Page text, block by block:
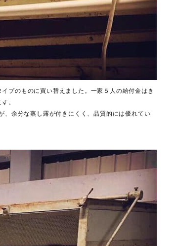
プのものに買い替えました。一家５人の給付金はき
。
余分な蒸し露が付きにくく、品質的には優れてい